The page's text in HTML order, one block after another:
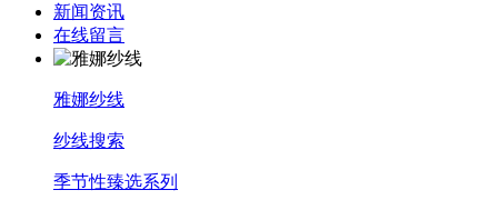
新闻资讯
在线留言
雅娜纱线
纱线搜索
季节性臻选系列